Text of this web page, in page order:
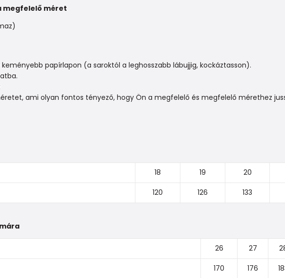
megfelelő méret
papírlapon (a saroktól a leghosszabb lábujjig, kockáztasson).
ami olyan fontos tényező, hogy Ön a megfelelő és megfelelő mérethez
18 19 20
120 126 133
26 27
170 176